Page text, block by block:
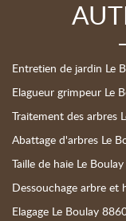
Entretien de jardin Le
Elagueur grimpeur Le
Traitement des arbres
Abattage d'arbres Le
Taille de haie Le
Dessouchage arbre et
Elagage Le Boulay